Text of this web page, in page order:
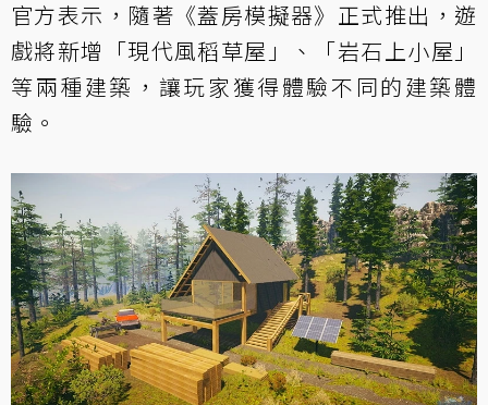
官方表示，隨著《蓋房模擬器》正式推出，遊
戲將新增「現代風稻草屋」、「岩石上小屋」
等兩種建築，讓玩家獲得體驗不同的建築體
驗。